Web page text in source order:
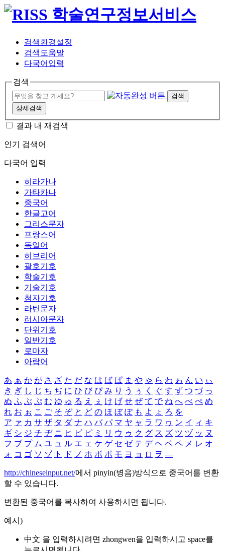
검색환경설정
검색도움말
다국어입력
검색
검색
상세검색
결과 내 재검색
인기 검색어
다국어 입력
히라가나
가타카나
중국어
한글고어
그리스문자
프랑스어
독일어
히브리어
괄호기호
학술기호
기술기호
첨자기호
라틴문자
러시아문자
단위기호
일반기호
로마자
아랍어
あ ぁ か が さ ざ た だ な は ば ぱ ま や ゃ ら わ ゎ ん い ぃ
き ぎ し じ ち ぢ に ひ び ぴ み り う ぅ く ぐ す ず つ づ っ
ぬ ふ ぶ ぷ む ゆ ゅ る え ぇ け げ せ ぜ て で ね へ べ ぺ め
れ お ぉ こ ご そ ぞ と ど の ほ ぼ ぽ も よ ょ ろ を
ア ァ カ サ ザ タ ダ ナ ハ バ パ マ ヤ ャ ラ ワ ヮ ン イ ィ キ
ギ シ ジ チ ヂ ニ ヒ ビ ピ ミ リ ウ ゥ ク グ ス ズ ツ ヅ ッ ヌ
フ ブ プ ム ユ ュ ル エ ェ ケ ゲ セ ゼ テ デ ヘ ベ ペ メ レ オ
ォ コ ゴ ソ ゾ ト ド ノ ホ ボ ポ モ ヨ ョ ロ ヲ ―
http://chineseinput.net/에서 pinyin(병음)방식으로 중국어를 변환
할 수 있습니다.
변환된 중국어를 복사하여 사용하시면 됩니다.
예시)
中文 을 입력하시려면 zhongwen을 입력하시고 space를